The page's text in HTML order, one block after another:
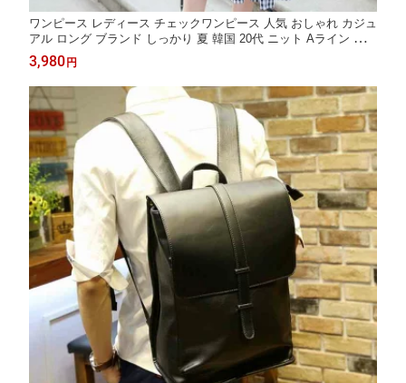
ワンピース レディース チェックワンピース 人気 おしゃれ カジュ
アル ロング ブランド しっかり 夏 韓国 20代 ニット Aライン 前開
き パジャマ かわいい ルームウェア きれいめ 大人 スカート 40代
半袖 50代 トップス 春 アウトドア 薄手 大きいサイズ
3,980 円